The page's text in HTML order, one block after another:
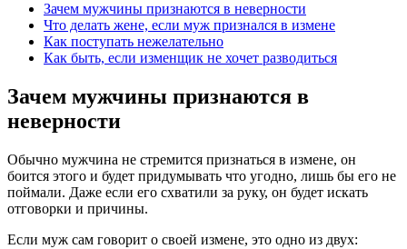
Зачем мужчины признаются в неверности
Что делать жене, если муж признался в измене
Как поступать нежелательно
Как быть, если изменщик не хочет разводиться
Зачем мужчины признаются в
неверности
Обычно мужчина не стремится признаться в измене, он
боится этого и будет придумывать что угодно, лишь бы его не
поймали. Даже если его схватили за руку, он будет искать
отговорки и причины.
Если муж сам говорит о своей измене, это одно из двух: